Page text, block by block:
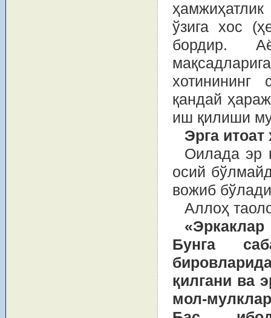
ўзига хос
бордир.
қандай
иш қилиши
Эрга итоат
Оилада эр
осий
вожиб
Аллоҳ
Бунга
қилгани ва
мол-